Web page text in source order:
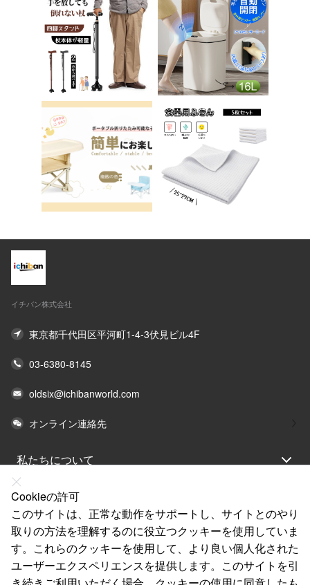
ア ベロア調 インテリ
ア 椅子 イス 在宅ワ
ーク アシェル ブリリ
アント C-56
子供 子ども トイトレ
送料無料 ステップ ス
テップ台 トイレ D-2
8
イチバン株式会社
東京都千代田区平河町1-4-3伏見ビル4F
03-6380-8145
oldsix@ichibanworld.com
オンライン連絡先
私たちについて
法律声明
ヘルプ
サービス
リンク
Cookieの許可
このサイトは、正常な動作をサポートし、サイトとのやり
取りの方法を理解するのに役立つクッキーを使用していま
す。これらのクッキーを使用して、より良い個人化された
ユーザーエクスペリエンスを提供します。このサイトを引